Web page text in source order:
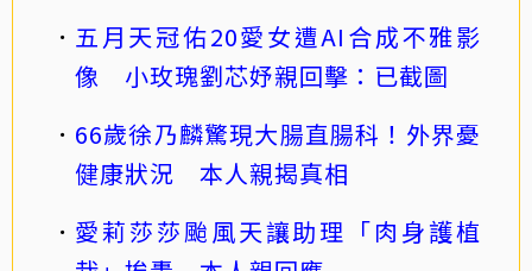
五月天冠佑20愛女遭AI合成不雅影
像 小玫瑰劉芯妤親回擊：已截圖
66歲徐乃麟驚現大腸直腸科！外界憂
健康狀況 本人親揭真相
愛莉莎莎颱風天讓助理「肉身護植